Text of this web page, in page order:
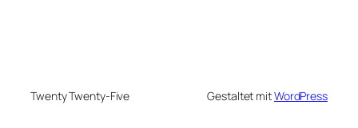
Twenty Twenty-Five Gestaltet mitWordPress